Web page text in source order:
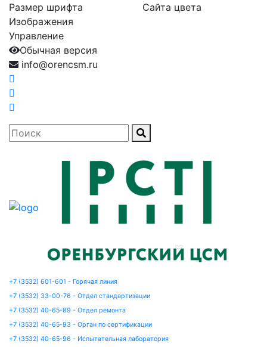
Размер шрифта
Сайта цвета
Изображения
Управление
Обычная версия
info@orencsm.ru
+7 (3532) 601-601 - Горячая линия
+7 (3532) 33-00-76 - Отдел стандартизации
+7 (3532) 40-65-89 - Отдел ремонта
+7 (3532) 40-65-93 - Орган по сертификации
+7 (3532) 40-65-96 - Испытательная лаборатория